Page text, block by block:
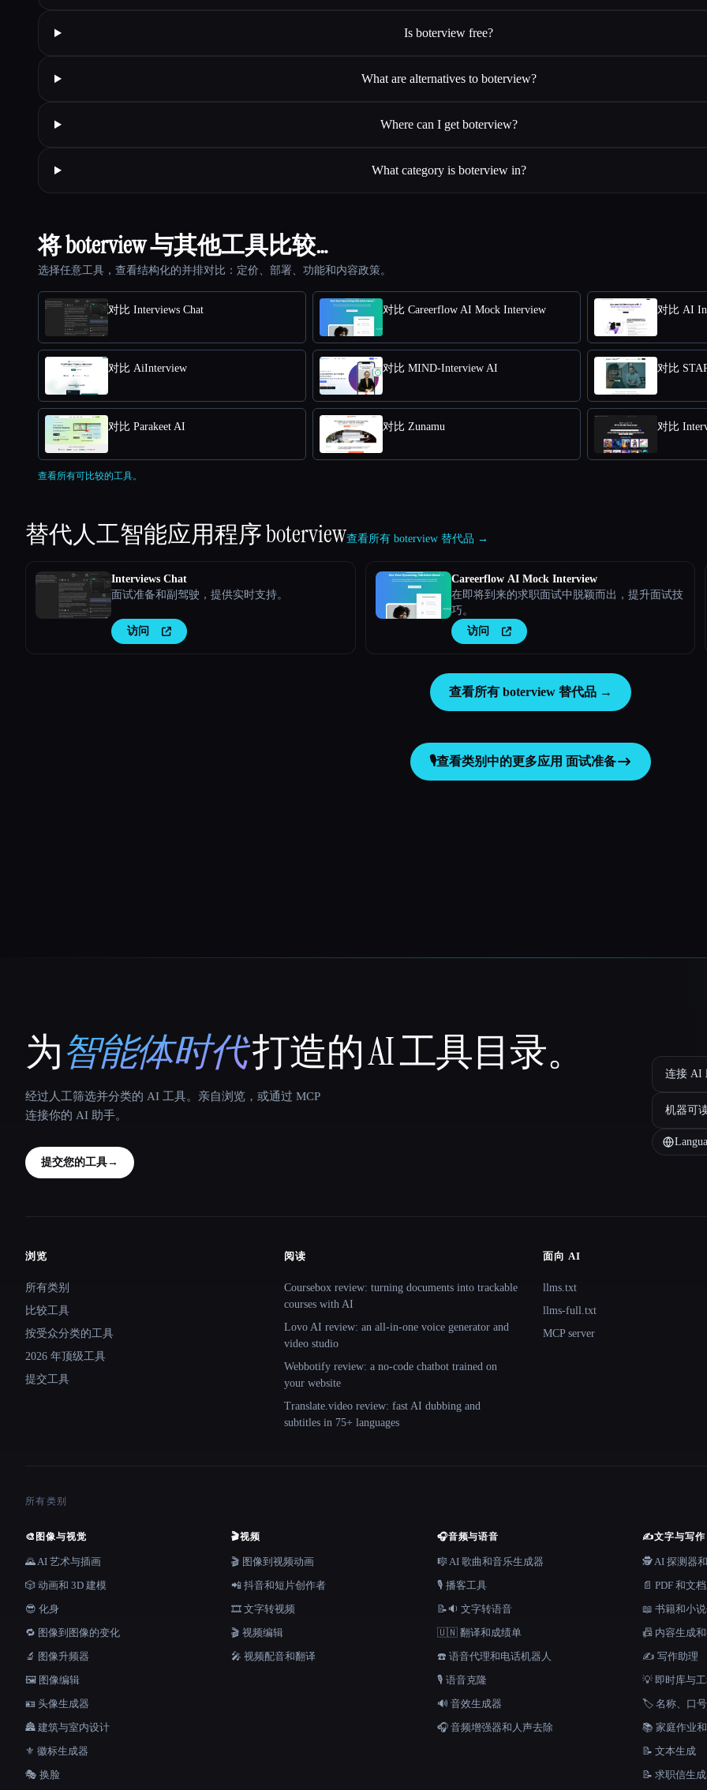
Is boterview free?
What are alternatives to boterview?
Where can I get boterview?
What category is boterview in?
将 boterview 与其他工具比较…
选择任意工具，查看结构化的并排对比：定价、部署、功能和内容政策。
对比 Interviews Chat 对比 Careerflow AI Mock Interview 对比 AI
对比 AiInterview 对比 MIND-Interview AI 对比
对比 Parakeet AI 对比 Zunamu 对比
查看所有可比较的工具。
替代人工智能应用程序boterview查看所有 boterview 替代品 →
Interviews Chat
面试准备和副驾驶，提供实时支持。
访问
Careerflow AI Mock Interview
在即将到来的求职面试中脱颖而出，提升面试技
巧。
访问
查看所有 boterview 替代品 →
🎙️查看类别中的更多应用 面试准备
That AI Collection
为智能体时代打造的 AI 工具目录。
经过人工筛选并分类的 AI 工具。亲自浏览，或通过 MCP
连接你的 AI 助手。
提交您的工具→
连接 AI
机器可
Site navigation
浏览
所有类别
比较工具
按受众分类的工具
2026 年顶级工具
提交工具
阅读
Coursebox review: turning documents into trackable
courses with AI
Lovo AI review: an all-in-one voice generator and
video studio
Webbotify review: a no-code chatbot trained on
your website
Translate.video review: fast AI dubbing and
subtitles in 75+ languages
面向 AI
llms.txt
llms-full.txt
MCP server
所有类别
🎨 图像与视觉
🌄 AI 艺术与插画
🎲 动画和 3D 建模
😎 化身
🔁 图像到图像的变化
🔬 图像升频器
🖼️ 图像编辑
🪪 头像生成器
🏯 建筑与室内设计
⚜️ 徽标生成器
🎭 换脸
🎬视频
🎬 图像到视频动画
📲 抖音和短片创作者
🎞️ 文字转视频
🎬 视频编辑
🎤 视频配音和翻译
🎧音频与语音
🎼 AI 歌曲和音乐生成器
🎙️ 播客工具
📝🔉 文字转语音
🇺🇳 翻译和成绩单
☎️ 语音代理和电话机器人
🎙️ 语音克隆
🔊 音效生成器
🎧 音频增强器和人声去除
✍️文字与写作
🕵️ AI 探测器
📄 PDF 和文
📖 书籍和小
📠 内容生成
✍️ 写作助理
💡 即时库与
🏷️ 名称、口
📚 家庭作业
📝 文本生成
📝 求职信生